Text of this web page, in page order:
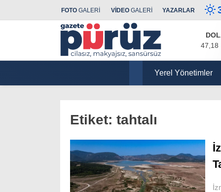
FOTO GALERİ VİDEO GALERİ YAZARLAR
47,18
Yerel Yönetimler
Etiket: tahtalı